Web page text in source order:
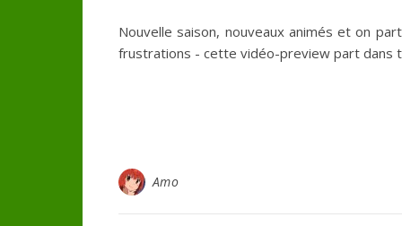
Nouvelle saison, nouveaux animés et on
frustrations - cette vidéo-preview part dans
Amo